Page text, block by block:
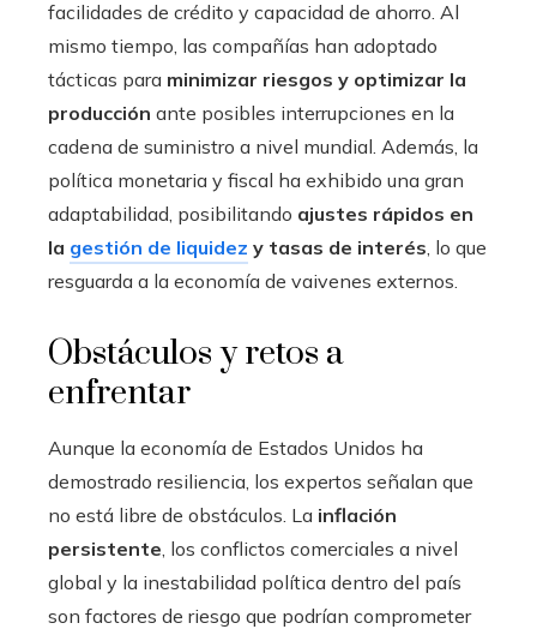
facilidades de crédito y capacidad de ahorro. Al
mismo tiempo, las compañías han adoptado
tácticas para minimizar riesgos y optimizar la
producción ante posibles interrupciones en la
cadena de suministro a nivel mundial. Además, la
política monetaria y fiscal ha exhibido una gran
adaptabilidad, posibilitando ajustes rápidos en
la gestión de liquidez y tasas de interés , lo que
resguarda a la economía de vaivenes externos.
Obstáculos y retos a
enfrentar
Aunque la economía de Estados Unidos ha
demostrado resiliencia, los expertos señalan que
no está libre de obstáculos. La inflación
persistente , los conflictos comerciales a nivel
global y la inestabilidad política dentro del país
son factores de riesgo que podrían comprometer